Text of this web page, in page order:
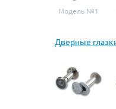
Модель №1
Дверные